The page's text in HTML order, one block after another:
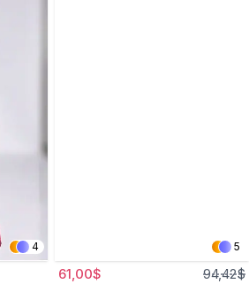
4 5
61,00$ 94,42$